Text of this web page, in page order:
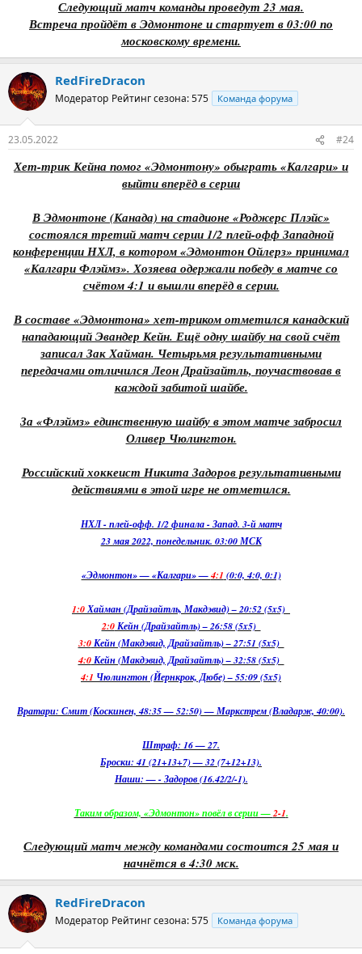
Следующий матч команды проведут 23 мая.
Встреча пройдёт в Эдмонтоне и стартует в 03:00 по
московскому времени.
RedFireDracon
Модератор Рейтинг сезона: 575 Команда форума
23.05.2022 #24
Хет-трик Кейна помог «Эдмонтону» обыграть «Калгари» и
выйти вперёд в серии
В Эдмонтоне (Канада) на стадионе «Роджерс Плэйс»
состоялся третий матч серии 1/2 плей-офф Западной
конференции НХЛ, в котором «Эдмонтон Ойлерз» принимал
«Калгари Флэймз». Хозяева одержали победу в матче со
счётом 4:1 и вышли вперёд в серии.
В составе «Эдмонтона» хет-триком отметился канадский
нападающий Эвандер Кейн. Ещё одну шайбу на свой счёт
записал Зак Хайман. Четырьмя результативными
передачами отличился Леон Драйзайтль, поучаствовав в
каждой забитой шайбе.
За «Флэймз» единственную шайбу в этом матче забросил
Оливер Чюлингтон.
Российский хоккеист Никита Задоров результативными
действиями в этой игре не отметился.
НХЛ - плей-офф. 1/2 финала - Запад. 3-й матч
23 мая 2022, понедельник. 03:00 МСК
«Эдмонтон» — «Калгари» —4:1 (0:0, 4:0, 0:1)
1:0Хайман (Драйзайтль, Макдэвид) – 20:52 (5x5)
2:0Кейн (Драйзайтль) – 26:58 (5x5)
3:0Кейн (Макдэвид, Драйзайтль) – 27:51 (5x5)
4:0Кейн (Макдэвид, Драйзайтль) – 32:58 (5x5)
4:1 Чюлингтон (Йернкрок, Дюбе) – 55:09 (5x5)
Вратари: Смит (Коскинен, 48:35 — 52:50) — Маркстрем (Владарж, 40:00).
Штраф: 16 — 27.
Броски: 41 (21+13+7) — 32 (7+12+13).
Наши: — - Задоров (16.42/2/-1).
Таким образом, «Эдмонтон» повёл в серии —2-1.
Следующий матч между командами состоится 25 мая и
начнётся в 4:30 мск.
RedFireDracon
Модератор Рейтинг сезона: 575 Команда форума